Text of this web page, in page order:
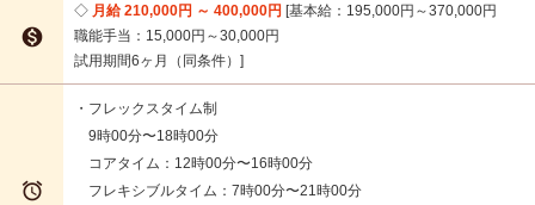

月給 210,000円 ～ 400,000円 基本給：195,000円～370,000円
職能手当：15,000円～30,000円
試用期間6ヶ月（同条件）

・フレックスタイム制
9時00分〜18時00分
コアタイム：12時00分〜16時00分
フレキシブルタイム：7時00分〜21時00分